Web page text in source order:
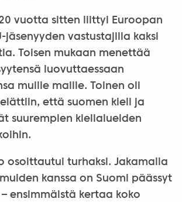
vuotta sitten liittyi Euroopan
jäsenyyden vastustajilla kaksi
Toisen mukaan menettää
luovuttaessaan
muille maille. Toinen oli
että suomen kieli ja
suurempien kielialueiden
osoittautui turhaksi. Jakamalla
kanssa on Suomi päässyt
ensimmäistä kertaa koko